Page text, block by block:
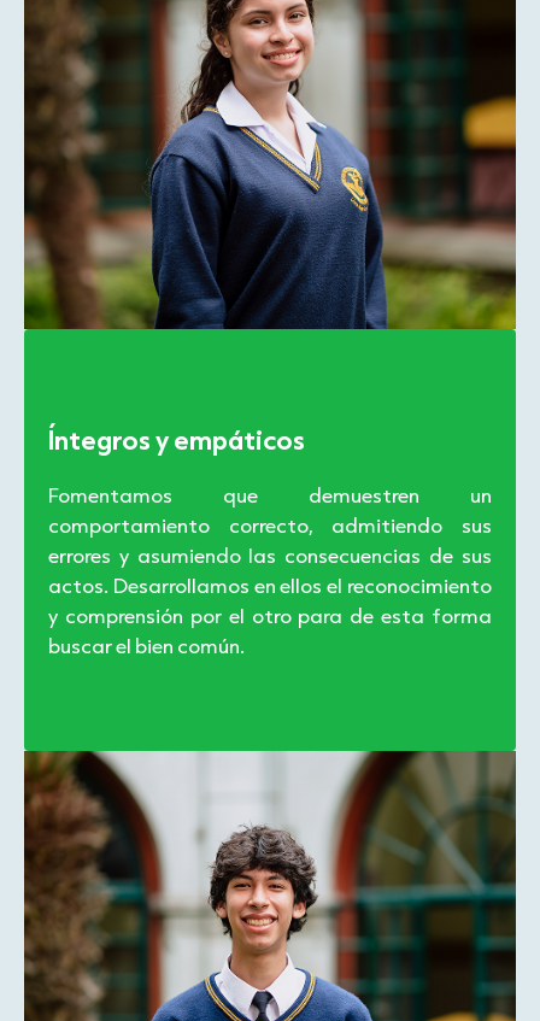
Íntegros y empáticos
Fomentamos que demuestren un
comportamiento correcto, admitiendo sus
errores y asumiendo las consecuencias de sus
actos. Desarrollamos en ellos el reconocimiento
y comprensión por el otro para de esta forma
buscar el bien común.